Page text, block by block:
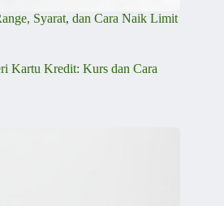
Syarat, dan Cara Naik Limit
Kartu Kredit: Kurs dan Cara